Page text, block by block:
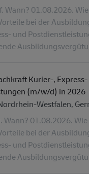
Wann? 01.08.2026.
bei der
und
Kurier-, Express-
(m/w/d) in 2026
Westfalen,
Wann? 01.08.2026. Wie
bei der
und